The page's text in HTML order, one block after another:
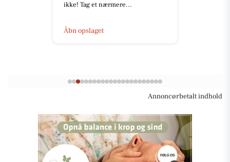
ikke! Tag et nærmere...
Åbn opslaget
Annoncørbetalt indhold